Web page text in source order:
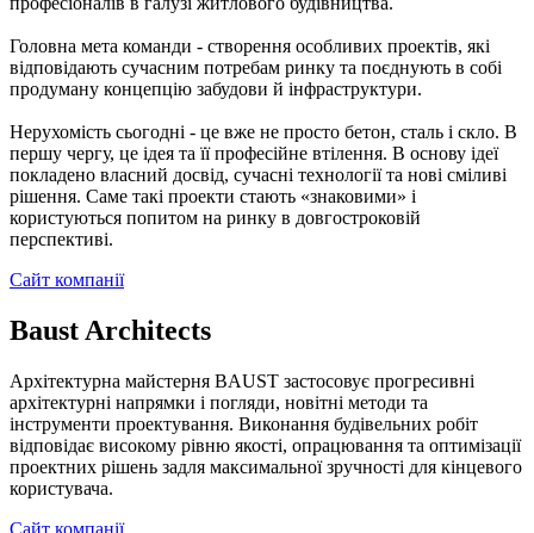
Головна мета команди - створення особливих проектів, які
відповідають сучасним потребам ринку та поєднують в собі
продуману концепцію забудови й інфраструктури.
Нерухомість сьогодні - це вже не просто бетон, сталь і скло. В
першу чергу, це ідея та її професійне втілення. В основу ідеї
покладено власний досвід, сучасні технології та нові сміливі
рішення. Саме такі проекти стають «знаковими» і
користуються попитом на ринку в довгостроковій
перспективі.
Сайт компанії
Baust Architects
Архітектурна майстерня BAUST застосовує прогресивні
архітектурні напрямки і погляди, новітні методи та
інструменти проектування. Виконання будівельних робіт
відповідає високому рівню якості, опрацювання та оптимізації
проектних рішень задля максимальної зручності для кінцевого
користувача.